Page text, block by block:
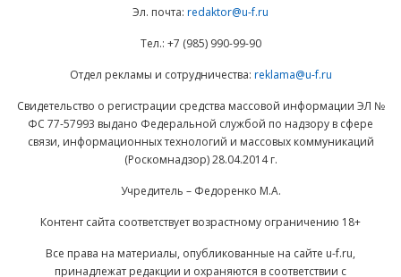
Эл. почта: redaktor@u-f.ru
Тел.: +7 (985) 990-99-90
Отдел рекламы и сотрудничества: reklama@u-f.ru
Свидетельство о регистрации средства массовой информации ЭЛ №
ФС 77-57993 выдано Федеральной службой по надзору в сфере
связи, информационных технологий и массовых коммуникаций
(Роскомнадзор) 28.04.2014 г.
Учредитель – Федоренко М.А.
Контент сайта соответствует возрастному ограничению 18+
Все права на материалы, опубликованные на сайте u-f.ru,
принадлежат редакции и охраняются в соответствии с